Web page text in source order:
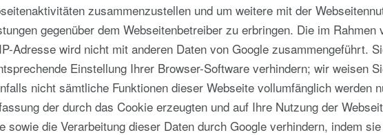
zusammenzustellen und um weitere mit der
gegenüber dem Webseitenbetreiber zu erbringen. Die im
Adresse wird nicht mit anderen Daten von Google zusammengeführt.
Einstellung Ihrer Browser-Software verhindern; wir weisen
nicht sämtliche Funktionen dieser Webseite vollumfänglich werden
der durch das Cookie erzeugten und auf Ihre Nutzung der
sowie die Verarbeitung dieser Daten durch Google verhindern, indem